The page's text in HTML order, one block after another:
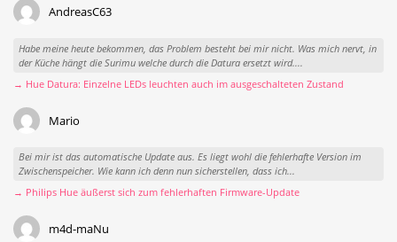
AndreasC63
Habe meine heute bekommen, das Problem besteht bei mir nicht. Was mich nervt, in
der Küche hängt die Surimu welche durch die Datura ersetzt wird....
→ Hue Datura: Einzelne LEDs leuchten auch im ausgeschalteten Zustand
Mario
Bei mir ist das automatische Update aus. Es liegt wohl die fehlerhafte Version im
Zwischenspeicher. Wie kann ich denn nun sicherstellen, dass ich...
→ Philips Hue äußerst sich zum fehlerhaften Firmware-Update
m4d-maNu